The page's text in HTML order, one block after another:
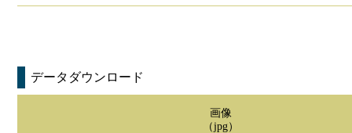
データダウンロード
画像
（jpg）